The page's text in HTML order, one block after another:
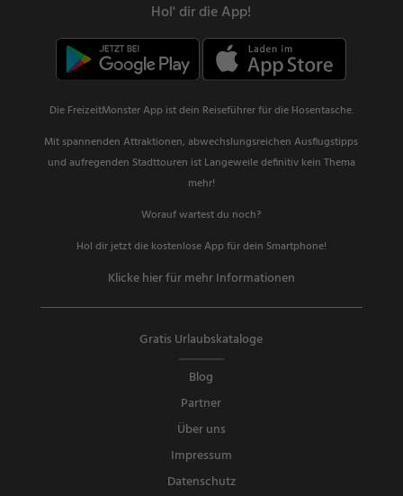
Hol' dir die App!
Die FreizeitMonster App ist dein Reiseführer für die Hosentasche.
Mit spannenden Attraktionen, abwechslungsreichen Ausflugstipps
und aufregenden Stadttouren ist Langeweile definitiv kein Thema
mehr!
Worauf wartest du noch?
Hol dir jetzt die kostenlose App für dein Smartphone!
Klicke hier für mehr Informationen
Gratis Urlaubskataloge
Blog
Partner
Über uns
Impressum
Datenschutz